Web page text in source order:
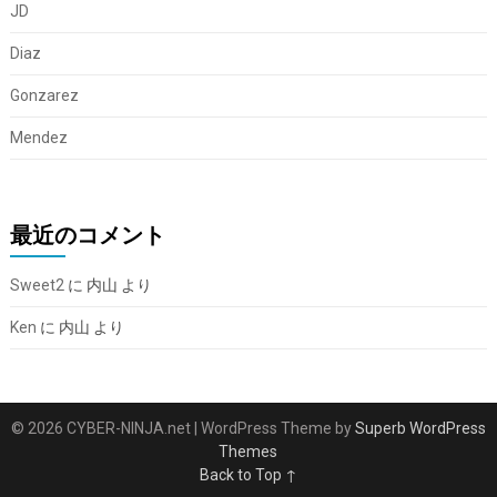
JD
Diaz
Gonzarez
Mendez
最近のコメント
Sweet2 に 内山 より
Ken に 内山 より
© 2026 CYBER-NINJA.net | WordPress Theme bySuperb WordPress
Themes
Back to Top ↑